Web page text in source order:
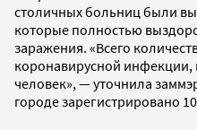
столичных больниц были
которые полностью
заражения. «Всего
коронавирусной инфекции,
человек», — уточнила
городе зарегистрировано